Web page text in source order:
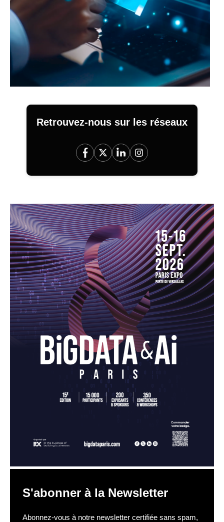
Retrouvez-nous sur les réseaux
S'abonner à la Newsletter
Abonnez-vous à notre newsletter certifiée sans spam,